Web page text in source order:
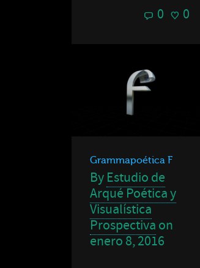
0 0
Grammapoética F
By Estudio de
Arqué Poética y
Visualística
Prospectiva on
enero 8, 2016